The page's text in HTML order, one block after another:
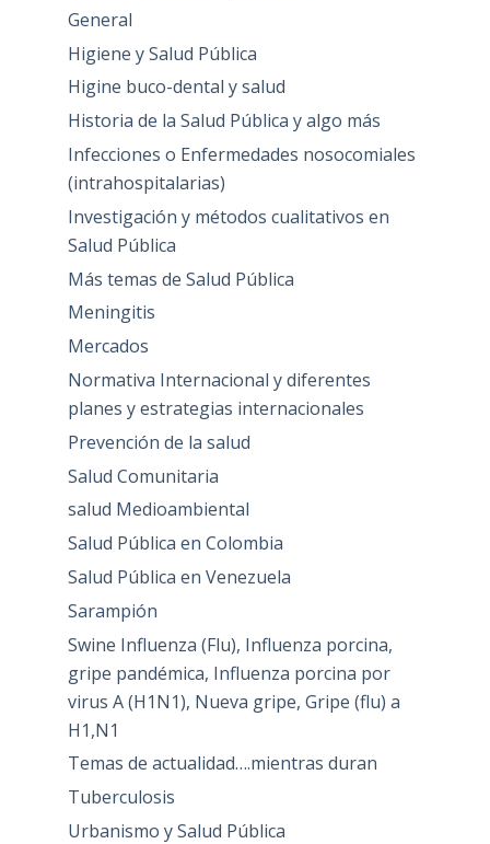
General
Higiene y Salud Pública
Higine buco-dental y salud
Historia de la Salud Pública y algo más
Infecciones o Enfermedades nosocomiales
(intrahospitalarias)
Investigación y métodos cualitativos en
Salud Pública
Más temas de Salud Pública
Meningitis
Mercados
Normativa Internacional y diferentes
planes y estrategias internacionales
Prevención de la salud
Salud Comunitaria
salud Medioambiental
Salud Pública en Colombia
Salud Pública en Venezuela
Sarampión
Swine Influenza (Flu), Influenza porcina,
gripe pandémica, Influenza porcina por
virus A (H1N1), Nueva gripe, Gripe (flu) a
H1,N1
Temas de actualidad….mientras duran
Tuberculosis
Urbanismo y Salud Pública